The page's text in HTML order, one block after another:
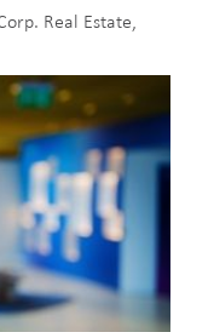
Real Estate,